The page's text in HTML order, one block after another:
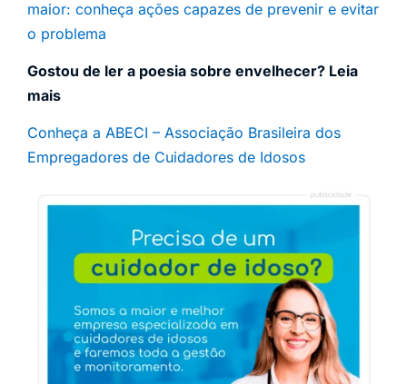
maior: conheça ações capazes de prevenir e evitar
o problema
Gostou de ler a poesia sobre envelhecer? Leia
mais
Conheça a ABECI – Associação Brasileira dos
Empregadores de Cuidadores de Idosos